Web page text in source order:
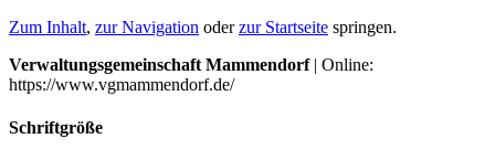
Zum Inhalt, zur Navigation oderzur Startseite springen.
Verwaltungsgemeinschaft Mammendorf| Online:
https://www.vgmammendorf.de/
Schriftgröße